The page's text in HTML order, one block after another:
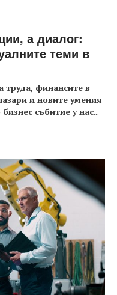
а диалог:
теми в
труда, финансите в
и новите умения
събитие у нас...